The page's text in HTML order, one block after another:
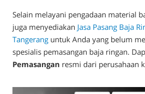
Selain melayani pengadaan material
juga menyediakan Jasa Pasang Baja
Tangerang untuk Anda yang belum
spesialis pemasangan baja ringan.
Pemasangan resmi dari perusahaan